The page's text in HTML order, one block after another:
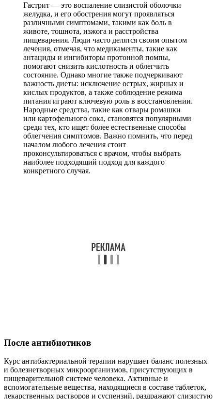
Гастрит — это воспаление слизистой оболочки
желудка, и его обострения могут проявляться
различными симптомами, такими как боль в
животе, тошнота, изжога и расстройства
пищеварения. Люди часто делятся своим опытом
лечения, отмечая, что медикаменты, такие как
антациды и ингибиторы протонной помпы,
помогают снизить кислотность и облегчить
состояние. Однако многие также подчеркивают
важность диеты: исключение острых, жирных и
кислых продуктов, а также соблюдение режима
питания играют ключевую роль в восстановлении.
Народные средства, такие как отвары ромашки
или картофельного сока, становятся популярными
среди тех, кто ищет более естественные способы
облегчения симптомов. Важно помнить, что перед
началом любого лечения стоит
проконсультироваться с врачом, чтобы выбрать
наиболее подходящий подход для каждого
конкретного случая.
После антибиотиков
Курс антибактериальной терапии нарушает баланс полезных
и болезнетворных микроорганизмов, присутствующих в
пищеварительной системе человека. Активные и
вспомогательные вещества, находящиеся в составе таблеток,
лекарственных растворов и суспензий, раздражают слизистую